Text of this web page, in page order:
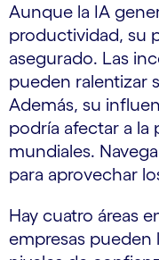
Aunque la IA
productividad, su
asegurado. Las
pueden ralentizar
Además, su
podría afectar a la
mundiales.
para aprovechar
Hay cuatro áreas
empresas pueden